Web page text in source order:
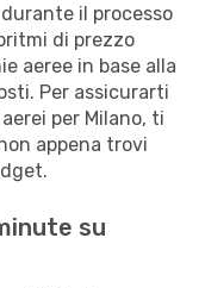
il processo
di prezzo
aeree in base alla
Per assicurarti
per Milano, ti
appena trovi
su